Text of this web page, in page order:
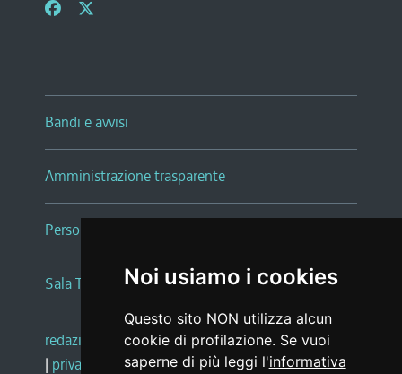
Noi usiamo i cookies
Questo sito NON utilizza alcun
cookie di profilazione. Se vuoi
saperne di più leggi l'informativa
Bandi e avvisi
Amministrazione trasparente
Persone e Uffici
Sala Tiziano Tessitori
redazione web |note legali |glossario
| privacy social media policy